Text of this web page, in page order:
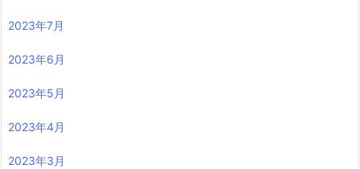
2023年7月
2023年6月
2023年5月
2023年4月
2023年3月